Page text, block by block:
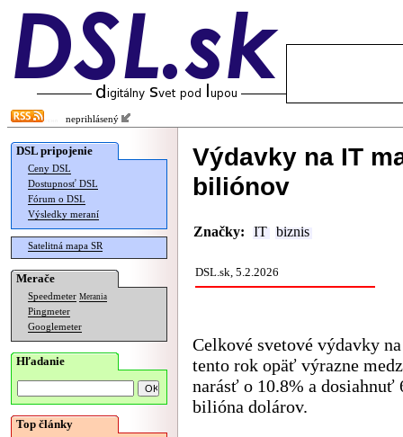
neprihlásený
DSL pripojenie
Ceny DSL
Dostupnosť DSL
Fórum o DSL
Výsledky meraní
Satelitná mapa SR
Merače
Speedmeter Merania
Pingmeter
Googlemeter
Hľadanie
Top články
Výdavky na IT
biliónov
Značky: IT biznis
DSL.sk, 5.2.2026
Celkové svetové výdavky
tento rok opäť výrazne
narásť o 10.8% a dosiahnuť
bilióna dolárov.